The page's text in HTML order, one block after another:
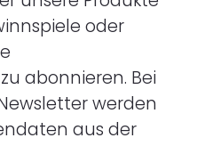
oder
abonnieren. Bei
werden
aus der